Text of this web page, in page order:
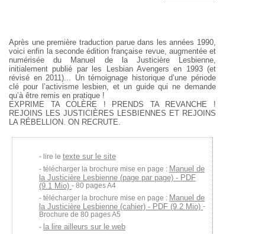
Après une première traduction parue dans les années 1990,
voici enfin la seconde édition française revue, augmentée et
numérisée du Manuel de la Justicière Lesbienne,
initialement publié par les Lesbian Avengers en 1993 (et
révisé en 2011)... Un témoignage historique d’une période
clé pour l’activisme lesbien, et un guide qui ne demande
qu’à être remis en pratique !
EXPRIME TA COLÈRE ! PRENDS TA REVANCHE !
REJOINS LES JUSTICIÈRES LESBIENNES ET REJOINS
LA RÉBELLION. ON RECRUTE.
lire le texte sur le site
télécharger la brochure mise en page : Manuel de
la Justicière Lesbienne (page par page) - PDF
(9.1 Mio) - 80 pages A4
télécharger la brochure mise en page : Manuel de
la Justicière Lesbienne (cahier) - PDF (9.2 Mio) -
Brochure de 80 pages A5
la lire ailleurs sur le web